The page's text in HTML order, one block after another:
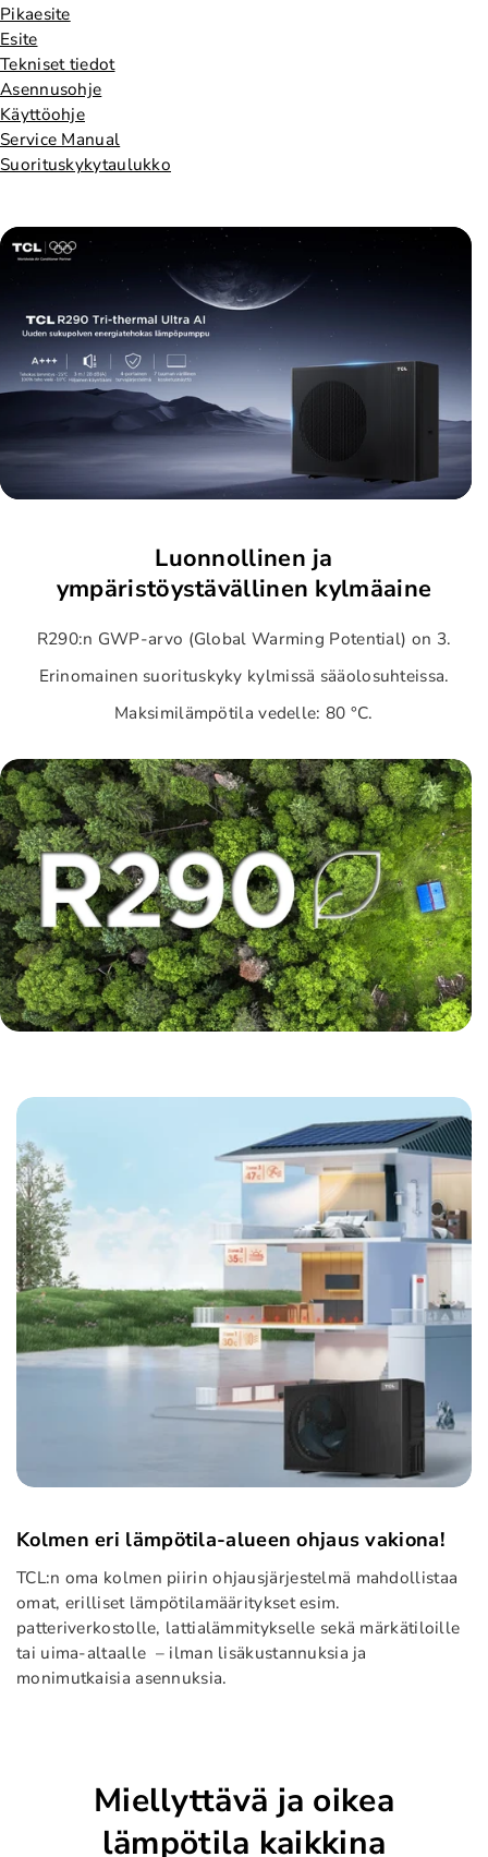
Pikaesite
Esite
Tekniset tiedot
Asennusohje
Käyttöohje
Service Manual
Suorituskykytaulukko
Luonnollinen ja
ympäristöystävällinen kylmäaine
R290:n GWP-arvo (Global Warming Potential) on 3.
Erinomainen suorituskyky kylmissä sääolosuhteissa.
Maksimilämpötila vedelle: 80 °C.
Kolmen eri lämpötila-alueen ohjaus vakiona!
TCL:n oma kolmen piirin ohjausjärjestelmä mahdollistaa
omat, erilliset lämpötilamääritykset esim.
patteriverkostolle, lattialämmitykselle sekä märkätiloille
tai uima-altaalle – ilman lisäkustannuksia ja
monimutkaisia asennuksia.
Miellyttävä ja oikea
lämpötila kaikkina